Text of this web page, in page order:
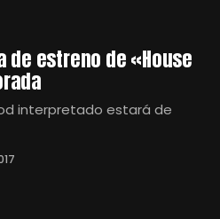
de estreno de «House
interpretado estará de